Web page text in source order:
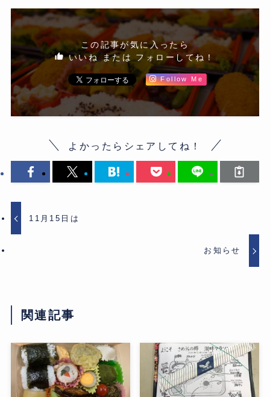
この記事が気に入ったら
いいね または フォローしてね！
Follow Me
よかったらシェアしてね！
11月15日は
お知らせ
関連記事